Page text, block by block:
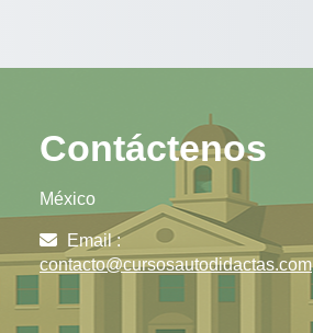
Contáctenos
México
Email :
contacto@cursosautodidactas.com